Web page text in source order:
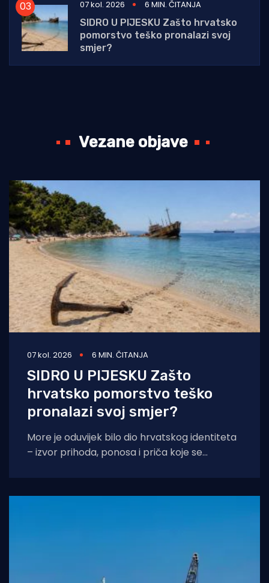
07 kol. 2026
6 MIN. ČITANJA
SIDRO U PIJESKU Zašto hrvatsko
pomorstvo teško pronalazi svoj
smjer?
Vezane objave
07 kol. 2026 6 MIN. ČITANJA
SIDRO U PIJESKU Zašto
hrvatsko pomorstvo teško
pronalazi svoj smjer?
More je oduvijek bilo dio hrvatskog identiteta
– izvor prihoda, ponosa i priča koje se